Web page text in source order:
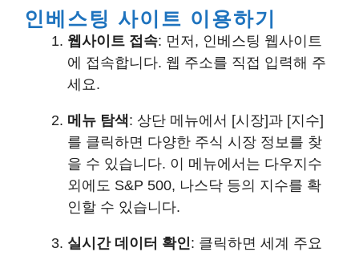
인베스팅 사이트 이용하기
웹사이트 접속: 먼저, 인베스팅 웹사이트
에 접속합니다. 웹 주소를 직접 입력해 주
세요.
메뉴 탐색: 상단 메뉴에서 [시장]과 [지수]
를 클릭하면 다양한 주식 시장 정보를 찾
을 수 있습니다. 이 메뉴에서는 다우지수
외에도 S&P 500, 나스닥 등의 지수를 확
인할 수 있습니다.
실시간 데이터 확인: 클릭하면 세계 주요